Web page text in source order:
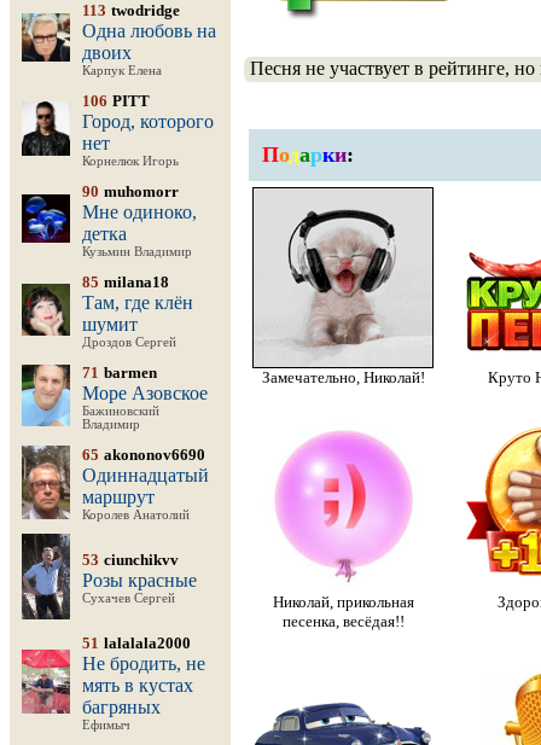
113 twodridge
Одна любовь на
двоих
Карпук Елена
106 PITT
Город, которого
нет
Корнелюк Игорь
90 muhomorr
Мне одиноко,
детка
Кузьмин Владимир
85 milana18
Там, где клён
шумит
Дроздов Сергей
71 barmen
Море Азовское
Бажиновский
Владимир
65 akononov6690
Одиннадцатый
маршрут
Королев Анатолий
53 ciunchikvv
Розы красные
Сухачев Сергей
51 lalalala2000
Не бродить, не
мять в кустах
багряных
Ефимыч
Песня не участвует в рейтинге,
Подарки:
Замечательно, Николай! Круто
Николай, прикольная
песенка, весёдая!!